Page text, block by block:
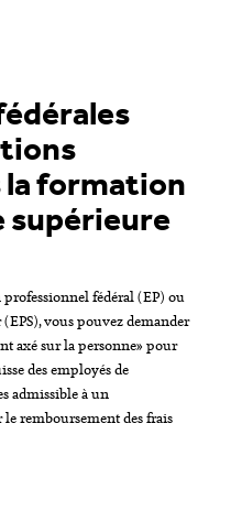
la formation
supérieure
fédéral (EP) ou
vous pouvez demander
axé sur la personne» pour
des employés de
admissible à un
remboursement des frais